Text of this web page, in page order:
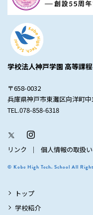
学校法人神戸学園 高等課
〒658-0032
兵庫県神戸市東灘区向洋町
TEL.078-858-6318
リンク 個人情報の取扱い
© Kobe High Tech. School All
トップ
学校紹介